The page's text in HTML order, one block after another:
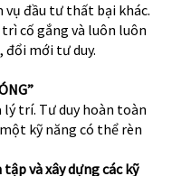
đầu tư thất bại khác.
cố gắng và luôn luôn
đổi mới tư duy.
trí. Tư duy hoàn toàn
kỹ năng có thể rèn
và xây dựng các kỹ